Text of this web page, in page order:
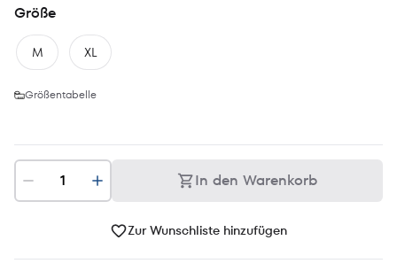
Größe
M XL
Größentabelle
In den Warenkorb
Zur Wunschliste hinzufügen